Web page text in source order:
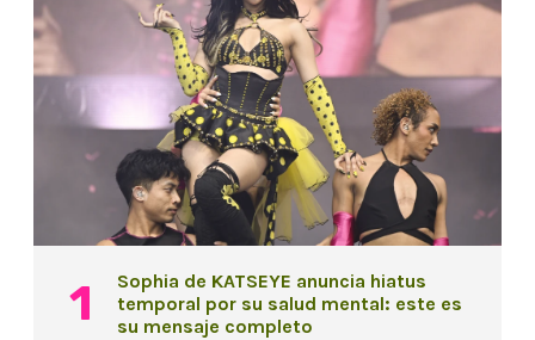
Sophia de KATSEYE anuncia hiatus
temporal por su salud mental: este es
su mensaje completo